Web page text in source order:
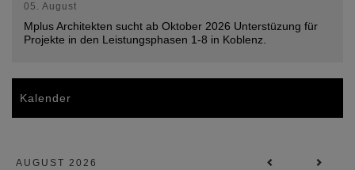
05. August
Mplus Architekten sucht ab Oktober 2026 Unterstüzung für
Projekte in den Leistungsphasen 1-8 in Koblenz.
Kalender
AUGUST 2026